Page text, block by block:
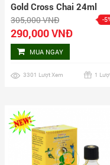
Gold Cross Chai 24ml
305,000 VNĐ -
290,000 VNĐ
MUA NGAY
3301 Lượt Xem 1